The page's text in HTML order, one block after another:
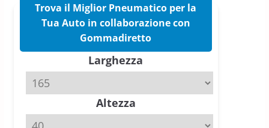
Pirelli P Zero Trofeo RS: per
slick da battere
Michelin Pilot Sport 4 S – Test
su Range Rover Sport D350 HST
Trova il Miglior Pneumatico per la
Tua Auto in collaborazione con
Gommadiretto
Larghezza
Altezza